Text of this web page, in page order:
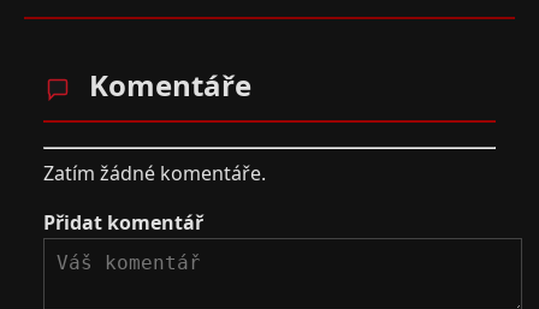
Komentáře
Zatím žádné komentáře.
Přidat komentář